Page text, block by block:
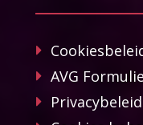
AVG
Privacybeleid